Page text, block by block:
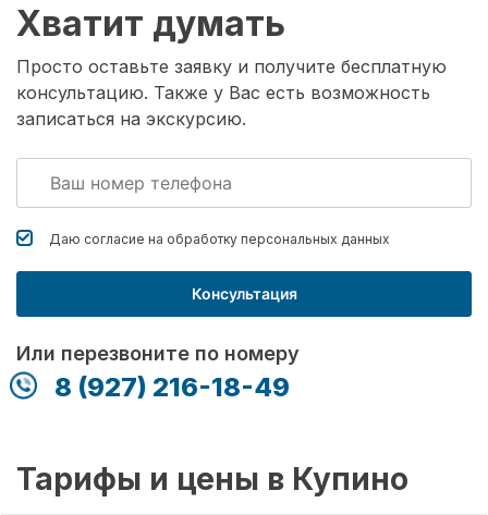
Хватит думать
Просто оставьте заявку и получите бесплатную
консультацию. Также у Вас есть возможность
записаться на экскурсию.
Даю согласие на обработку персональных данных
Консультация
Или перезвоните по номеру
8 (927) 216-18-49
Тарифы и цены в Купино